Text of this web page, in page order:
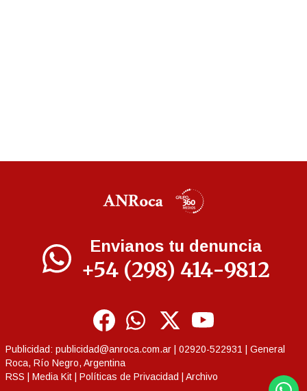
Envianos tu denuncia
+54 (298) 414-9812
Publicidad: publicidad@anroca.com.ar | 02920-522931 | General
Roca, Río Negro, Argentina
RSS
Media Kit Políticas de Privacidad Archivo